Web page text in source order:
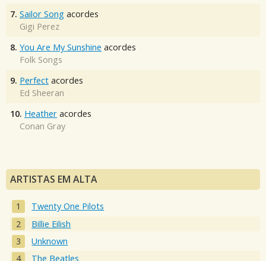
7. Sailor Song acordes
Gigi Perez
8. You Are My Sunshine acordes
Folk Songs
9. Perfect acordes
Ed Sheeran
10. Heather acordes
Conan Gray
ARTISTAS EM ALTA
Twenty One Pilots
Billie Eilish
Unknown
The Beatles